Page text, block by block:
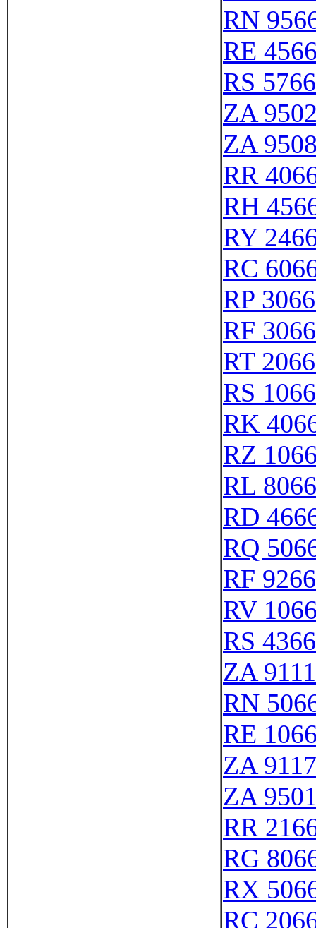
RN
RE
RS
ZA
ZA
RR
RH
RY
RC
RP
RF
RT
RS
RK
RZ
RL
RD
RQ
RF
RV
RS
ZA
RN
RE
ZA
ZA
RR
RG
RX
RC